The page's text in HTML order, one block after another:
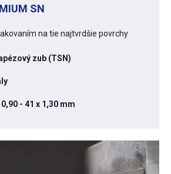
SN
na tie najtvrdšie povrchy
zub (TSN)
- 41 x 1,30 mm